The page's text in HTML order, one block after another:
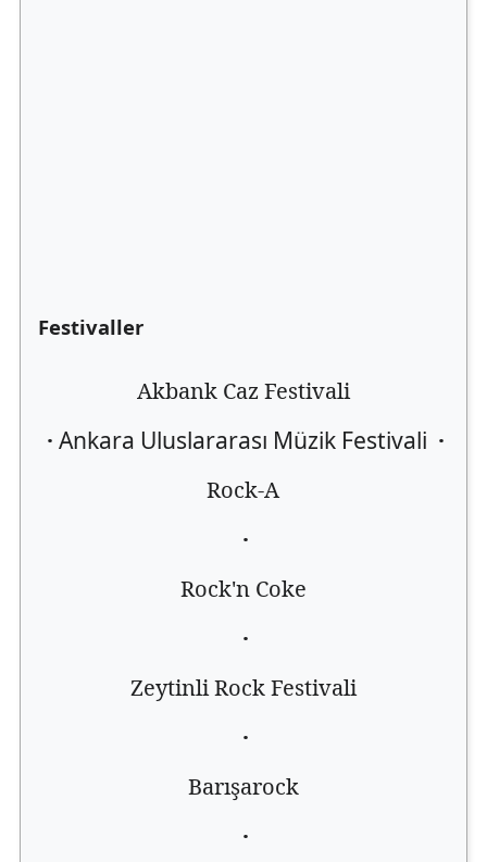
Festivaller
Akbank Caz Festivali
· Ankara Uluslararası Müzik Festivali ·
Rock-A
·
Rock'n Coke
·
Zeytinli Rock Festivali
·
Barışarock
·